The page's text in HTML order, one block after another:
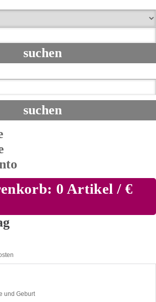
0 Artikel / €
und Geburt